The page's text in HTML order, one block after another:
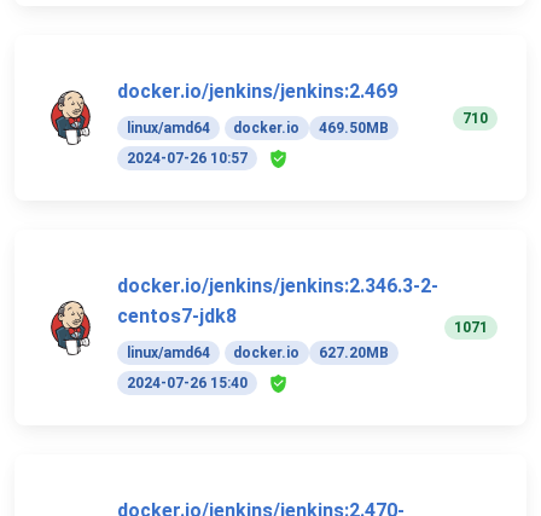
docker.io/jenkins/jenkins:2.469
linux/amd64 docker.io
469.50MB
2024-07-26 10:57
710
docker.io/jenkins/jenkins:2.346.3-2-
centos7-jdk8
linux/amd64 docker.io
627.20MB
2024-07-26 15:40
1071
docker.io/jenkins/jenkins:2.470-